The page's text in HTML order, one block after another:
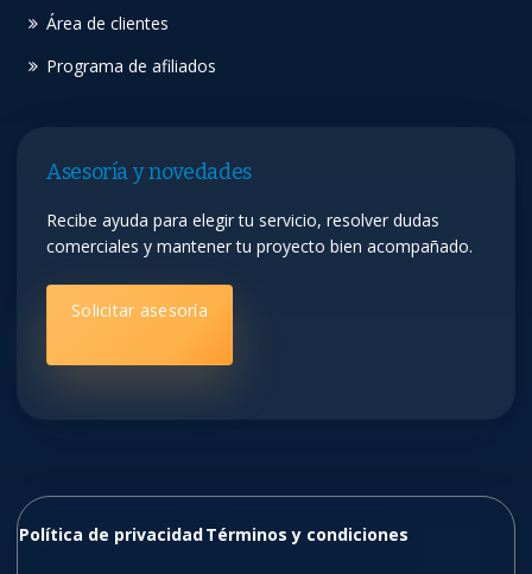
Área de clientes
Programa de afiliados
Asesoría y novedades
Recibe ayuda para elegir tu servicio, resolver dudas
comerciales y mantener tu proyecto bien acompañado.
Solicitar asesoría
Política de privacidadTérminos y condiciones